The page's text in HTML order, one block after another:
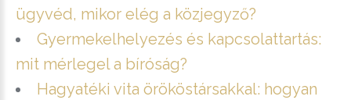
ügyvéd, mikor elég a közjegyző?
Gyermekelhelyezés és kapcsolattartás:
mit mérlegel a bíróság?
Hagyatéki vita örököstársakkal: hogyan